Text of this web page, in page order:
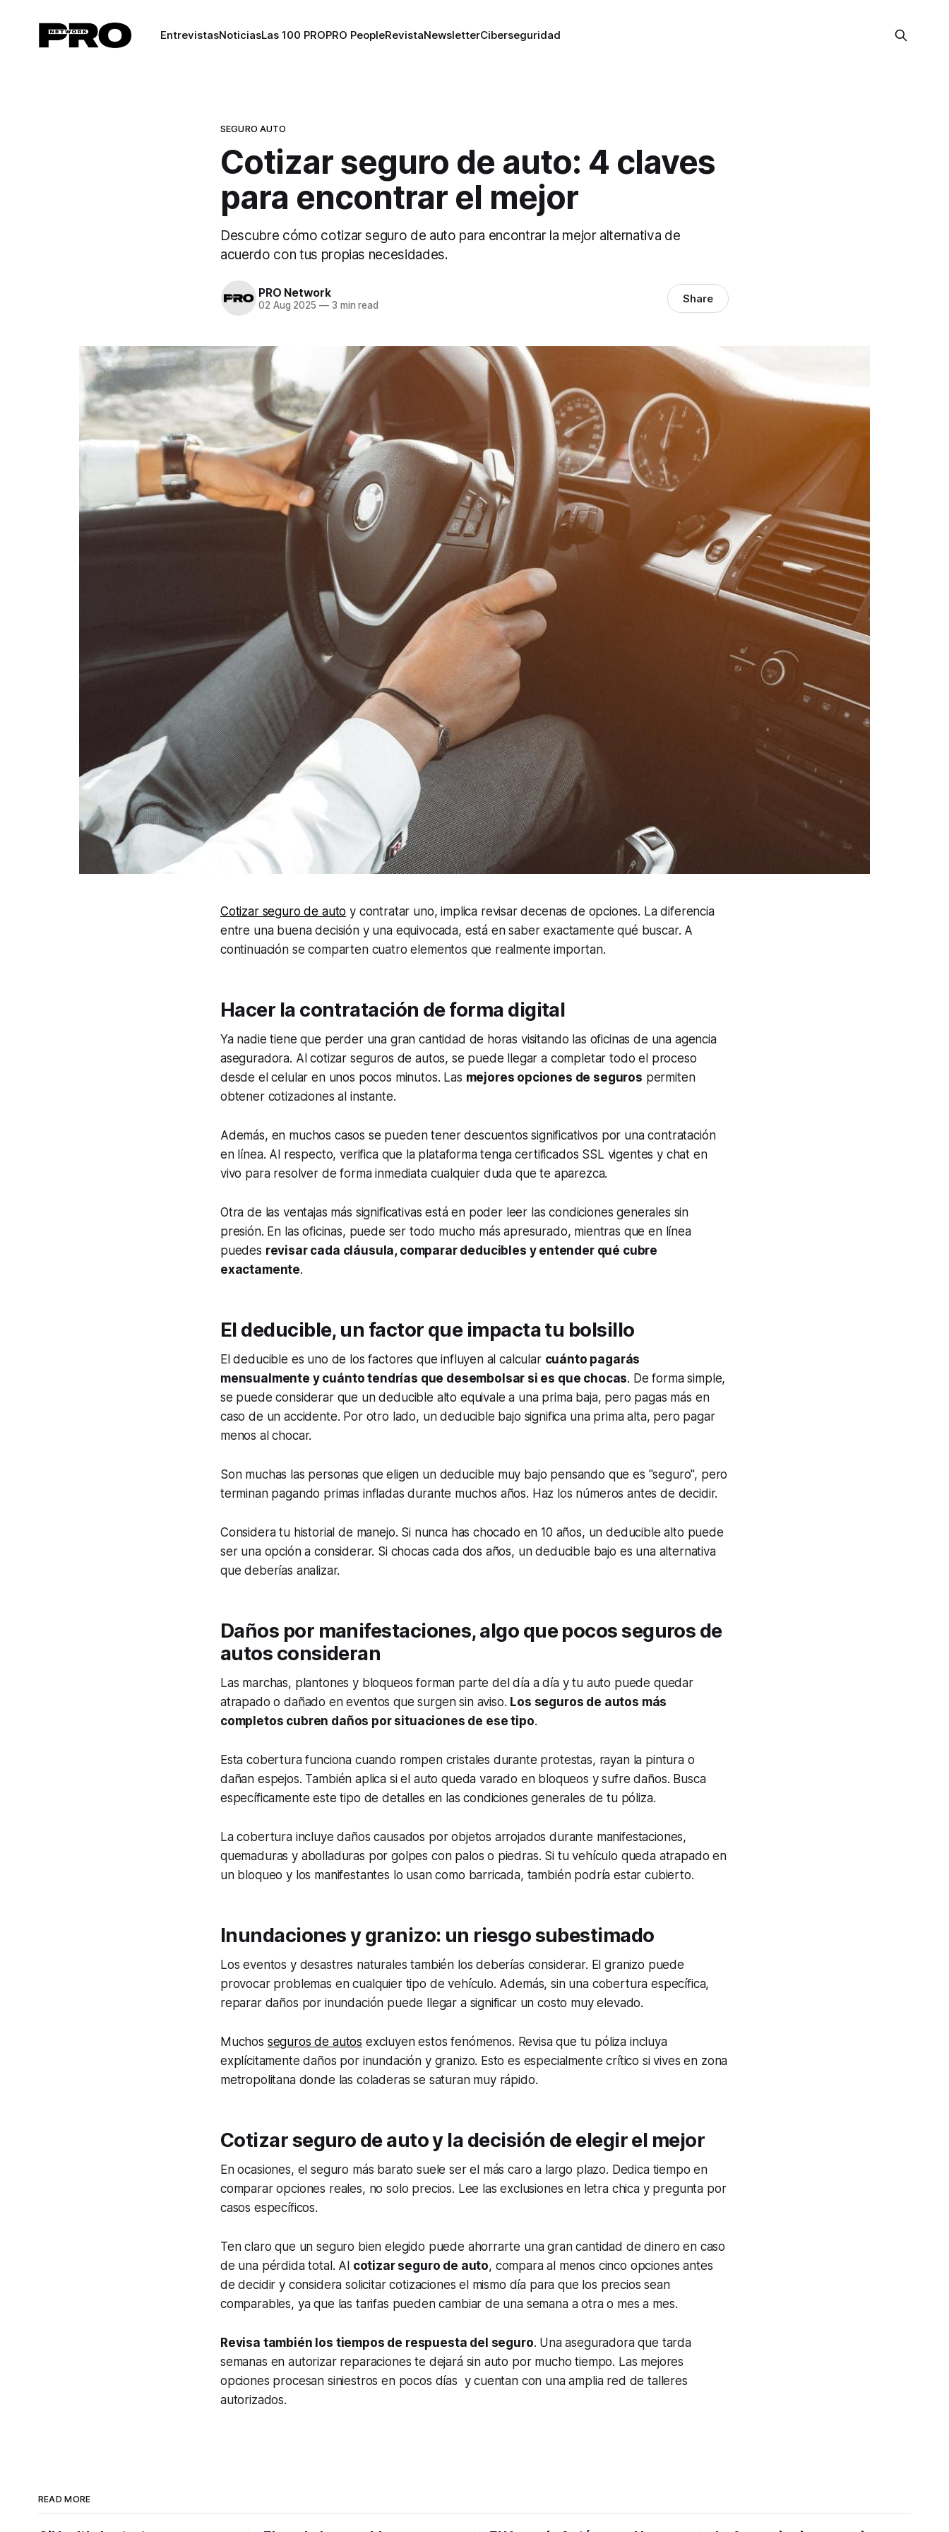
EntrevistasNoticiasLas 100 PROPRO PeopleRevistaNewsletterCiberseguridad
SEGURO AUTO
Cotizar seguro de auto: 4 claves
para encontrar el mejor
Descubre cómo cotizar seguro de auto para encontrar la mejor alternativa de
acuerdo con tus propias necesidades.
PRO Network
02 Aug 2025 —3 min read Share
Cotizar seguro de auto y contratar uno, implica revisar decenas de opciones. La diferencia
entre una buena decisión y una equivocada, está en saber exactamente qué buscar. A
continuación se comparten cuatro elementos que realmente importan.
Hacer la contratación de forma digital
Ya nadie tiene que perder una gran cantidad de horas visitando las oficinas de una agencia
aseguradora. Al cotizar seguros de autos, se puede llegar a completar todo el proceso
desde el celular en unos pocos minutos. Las mejores opciones de seguros permiten
obtener cotizaciones al instante.
Además, en muchos casos se pueden tener descuentos significativos por una contratación
en línea. Al respecto, verifica que la plataforma tenga certificados SSL vigentes y chat en
vivo para resolver de forma inmediata cualquier duda que te aparezca.
Otra de las ventajas más significativas está en poder leer las condiciones generales sin
presión. En las oficinas, puede ser todo mucho más apresurado, mientras que en línea
puedes revisar cada cláusula, comparar deducibles y entender qué cubre
exactamente.
El deducible, un factor que impacta tu bolsillo
El deducible es uno de los factores que influyen al calcular cuánto pagarás
mensualmente y cuánto tendrías que desembolsar si es que chocas. De forma simple,
se puede considerar que un deducible alto equivale a una prima baja, pero pagas más en
caso de un accidente. Por otro lado, un deducible bajo significa una prima alta, pero pagar
menos al chocar.
Son muchas las personas que eligen un deducible muy bajo pensando que es "seguro", pero
terminan pagando primas infladas durante muchos años. Haz los números antes de decidir.
Considera tu historial de manejo. Si nunca has chocado en 10 años, un deducible alto puede
ser una opción a considerar. Si chocas cada dos años, un deducible bajo es una alternativa
que deberías analizar.
Daños por manifestaciones, algo que pocos seguros de
autos consideran
Las marchas, plantones y bloqueos forman parte del día a día y tu auto puede quedar
atrapado o dañado en eventos que surgen sin aviso. Los seguros de autos más
completos cubren daños por situaciones de ese tipo.
Esta cobertura funciona cuando rompen cristales durante protestas, rayan la pintura o
dañan espejos. También aplica si el auto queda varado en bloqueos y sufre daños. Busca
específicamente este tipo de detalles en las condiciones generales de tu póliza.
La cobertura incluye daños causados por objetos arrojados durante manifestaciones,
quemaduras y abolladuras por golpes con palos o piedras. Si tu vehículo queda atrapado en
un bloqueo y los manifestantes lo usan como barricada, también podría estar cubierto.
Inundaciones y granizo: un riesgo subestimado
Los eventos y desastres naturales también los deberías considerar. El granizo puede
provocar problemas en cualquier tipo de vehículo. Además, sin una cobertura específica,
reparar daños por inundación puede llegar a significar un costo muy elevado.
Muchos seguros de autos excluyen estos fenómenos. Revisa que tu póliza incluya
explícitamente daños por inundación y granizo. Esto es especialmente crítico si vives en zona
metropolitana donde las coladeras se saturan muy rápido.
Cotizar seguro de auto y la decisión de elegir el mejor
En ocasiones, el seguro más barato suele ser el más caro a largo plazo. Dedica tiempo en
comparar opciones reales, no solo precios. Lee las exclusiones en letra chica y pregunta por
casos específicos.
Ten claro que un seguro bien elegido puede ahorrarte una gran cantidad de dinero en caso
de una pérdida total. Al cotizar seguro de auto, compara al menos cinco opciones antes
de decidir y considera solicitar cotizaciones el mismo día para que los precios sean
comparables, ya que las tarifas pueden cambiar de una semana a otra o mes a mes.
Revisa también los tiempos de respuesta del seguro. Una aseguradora que tarda
semanas en autorizar reparaciones te dejará sin auto por mucho tiempo. Las mejores
opciones procesan siniestros en pocos días y cuentan con una amplia red de talleres
autorizados.
READ MORE